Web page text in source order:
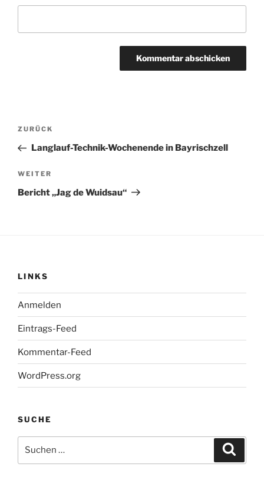
Beitragsnavigation
Vorheriger
Beitrag
ZURÜCK
Langlauf-Technik-Wochenende in Bayrischzell
Nächster
Beitrag
WEITER
Bericht „Jag de Wuidsau“
LINKS
Anmelden
Eintrags-Feed
Kommentar-Feed
WordPress.org
SUCHE
nach: